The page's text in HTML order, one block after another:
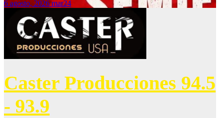
6 agosto, 2026mar24
Caster Producciones 94.5
- 93.9